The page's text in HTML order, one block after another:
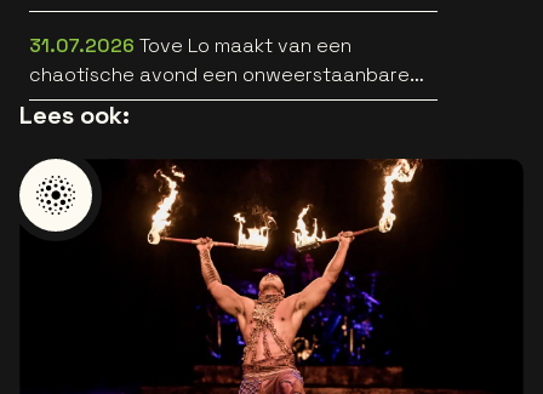
HEARTS [trailer]
31.07.2026 Tove Lo maakt van een
chaotische avond een onweerstaanbare
popsong
Lees ook: